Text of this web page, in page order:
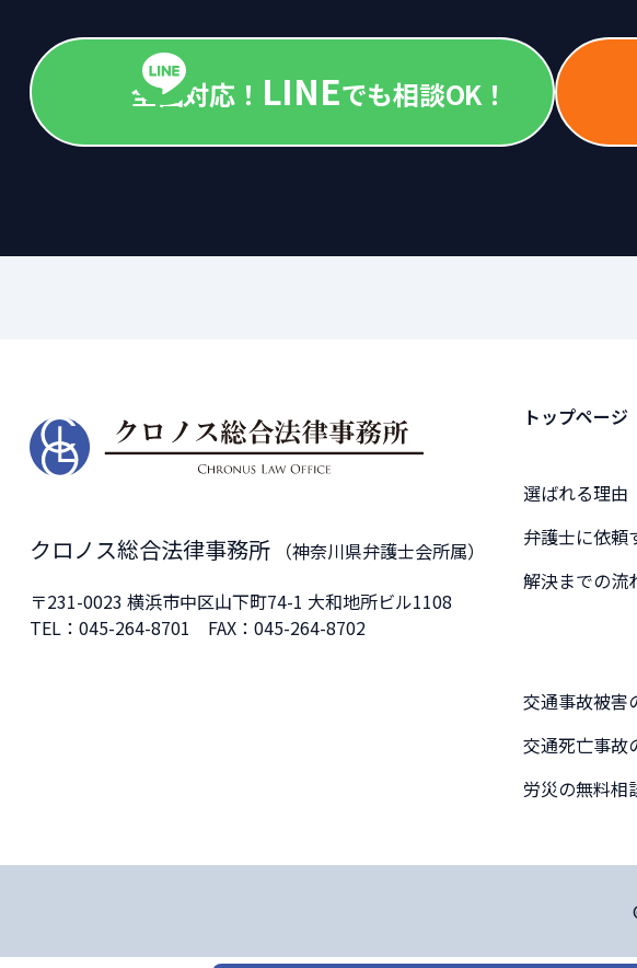
全国対応！ LINEでも相談OK！
クロノス総合法律事務所
（神奈川県弁護士会所属）
〒231-0023 横浜市中区山下町74-1 大和地所ビル1108
TEL： 045-264-8701 FAX：045-264-8702
トップページ
選ばれる理由
弁護士に依頼
解決までの流
交通事故被害
交通死亡事故
労災の無料相